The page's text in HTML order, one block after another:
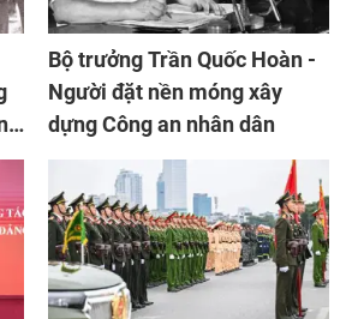
Bộ trưởng Trần Quốc Hoàn -
Người đặt nền móng xây
dựng Công an nhân dân